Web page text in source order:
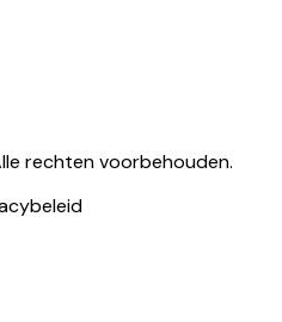
rechten voorbehouden.